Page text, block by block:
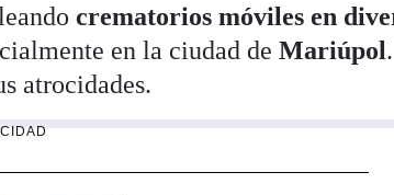
crematorios móviles en
en la ciudad deMariúpol
atrocidades.